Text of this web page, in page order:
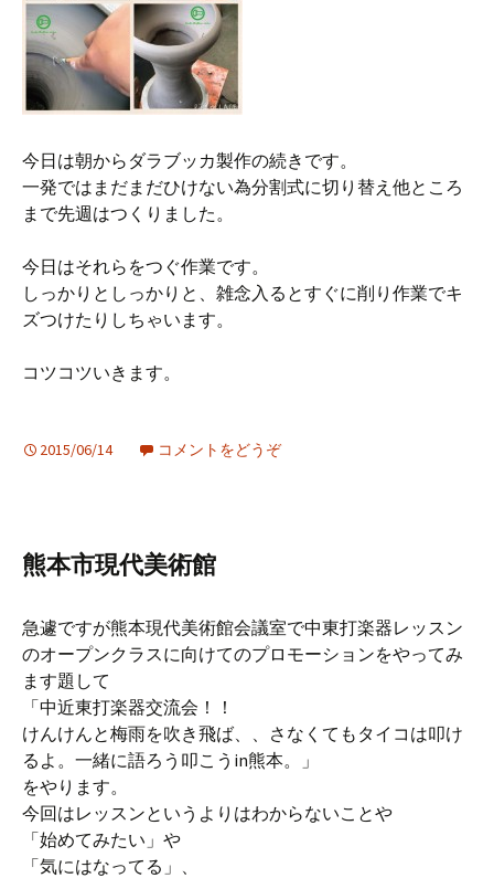
今日は朝からダラブッカ製作の続きです。
一発ではまだまだひけない為分割式に切り替え他ところ
まで先週はつくりました。
今日はそれらをつぐ作業です。
しっかりとしっかりと、雑念入るとすぐに削り作業でキ
ズつけたりしちゃいます。
コツコツいきます。
2015/06/14 コメントをどうぞ
熊本市現代美術館
急遽ですが熊本現代美術館会議室で中東打楽器レッスン
のオープンクラスに向けてのプロモーションをやってみ
ます題して
「中近東打楽器交流会！！
けんけんと梅雨を吹き飛ば、、さなくてもタイコは叩け
るよ。一緒に語ろう叩こうin熊本。」
をやります。
今回はレッスンというよりはわからないことや
「始めてみたい」や
「気にはなってる」、